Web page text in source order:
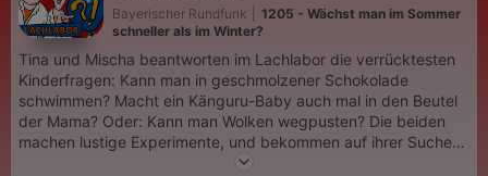
Bayerischer Rundfunk
1205 - Wächst man im Sommer
schneller als im Winter?
Tina und Mischa beantworten im Lachlabor die verrücktesten
Kinderfragen: Kann man in geschmolzener Schokolade
schwimmen? Macht ein Känguru-Baby auch mal in den Beutel
der Mama? Oder: Kann man Wolken wegpusten? Die beiden
machen lustige Experimente, und bekommen auf ihrer Suche
nach Wissen und Antworten Hilfe vom Kinder-Miträtsel-Team